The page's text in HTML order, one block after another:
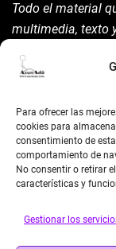
Para ofrecer las
cookies para
consentimiento de
comportamiento de
No consentir o retirar
características y
Gestionar los
Todo el material
multimedia, texto
la mism para ello.
Siempre habrá
©AsunAdá